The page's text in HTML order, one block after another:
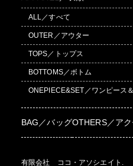
ALL／すべて
OUTER／アウター
TOPS／トップス
BOTTOMS／ボトム
ONEPIECE&SET／ワンピース
BAG／バッグOTHERS／ア
有限会社 ココ・アソシエイト.